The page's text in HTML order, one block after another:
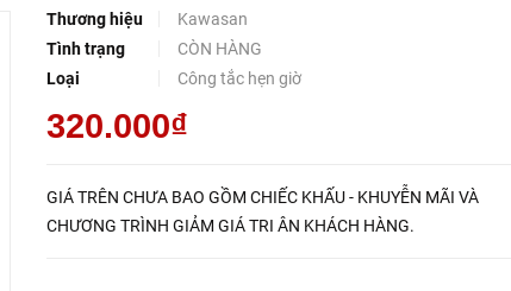
Thương hiệu
Kawasan
Tình trạng
CÒN HÀNG
Loại
Công tắc hẹn giờ
320.000₫
GIÁ TRÊN CHƯA BAO GỒM CHIẾC KHẤU - KHUYỄN MÃI VÀ
CHƯƠNG TRÌNH GIẢM GIÁ TRI ÂN KHÁCH HÀNG.